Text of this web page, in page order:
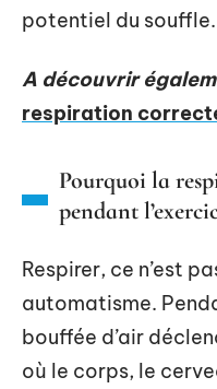
potentiel du souffle.
A découvrir
respiration
Pourquoi la
pendant
Respirer, ce n’est
automatisme.
bouffée d’air
où le corps, le